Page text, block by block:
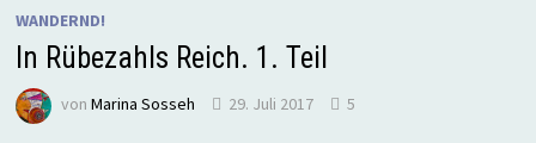
WANDERND!
In Rübezahls Reich. 1. Teil
von Marina Sosseh 29. Juli 2017 5